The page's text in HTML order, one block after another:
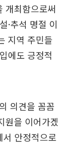
개최함으로써
·추석 명절 이
지역 주민들
에도 긍정적
의견을 꼼꼼
원을 이어가겠
안정적으로